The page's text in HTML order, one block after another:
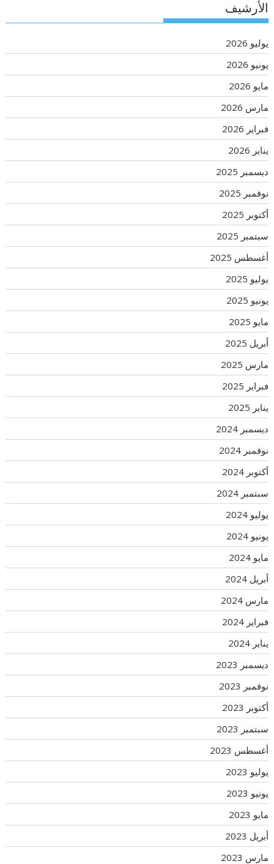
الأرشيف
يوليو 2026
يونيو 2026
مايو 2026
مارس 2026
فبراير 2026
يناير 2026
ديسمبر 2025
نوفمبر 2025
أكتوبر 2025
سبتمبر 2025
أغسطس 2025
يوليو 2025
يونيو 2025
مايو 2025
أبريل 2025
مارس 2025
فبراير 2025
يناير 2025
ديسمبر 2024
نوفمبر 2024
أكتوبر 2024
سبتمبر 2024
يوليو 2024
يونيو 2024
مايو 2024
أبريل 2024
مارس 2024
فبراير 2024
يناير 2024
ديسمبر 2023
نوفمبر 2023
أكتوبر 2023
سبتمبر 2023
أغسطس 2023
يوليو 2023
يونيو 2023
مايو 2023
أبريل 2023
مارس 2023